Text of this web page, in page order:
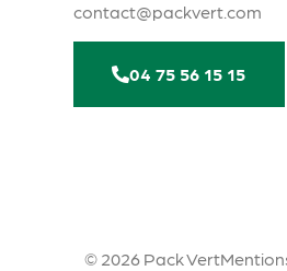
contact@packvert.com
04 75 56 15 15
© 2026 Pack Vert